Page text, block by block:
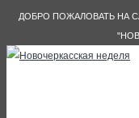
ДОБРО ПОЖАЛОВАТЬ НА